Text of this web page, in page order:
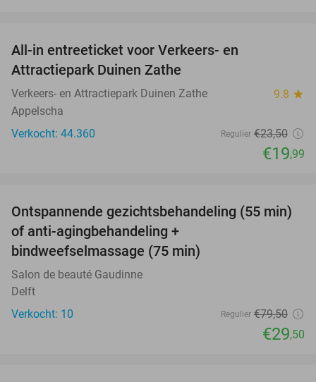
All-in entreeticket voor Verkeers- en
Attractiepark Duinen Zathe
Verkeers- en Attractiepark Duinen Zathe 9.8 star
Appelscha
Verkocht: 44.360
Regulier €23,50
€19,99
63%
Ontspannende gezichtsbehandeling (55 min)
of anti-agingbehandeling +
bindweefselmassage (75 min)
Salon de beauté Gaudinne
Delft
Verkocht: 10
Regulier €79,50
€29,50